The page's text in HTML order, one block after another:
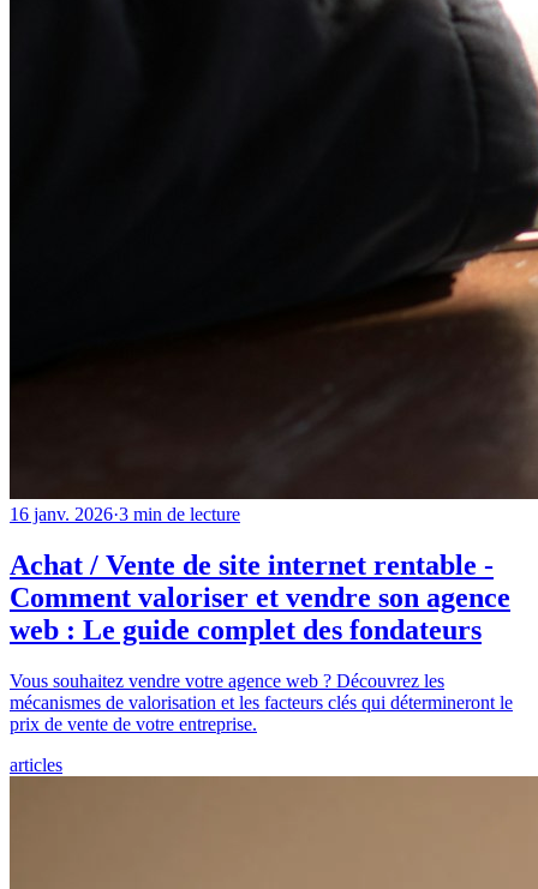
16 janv. 2026·3 min de lecture
Achat / Vente de site internet rentable -
Comment valoriser et vendre son agence
web : Le guide complet des fondateurs
Vous souhaitez vendre votre agence web ? Découvrez les
mécanismes de valorisation et les facteurs clés qui détermineront le
prix de vente de votre entreprise.
articles